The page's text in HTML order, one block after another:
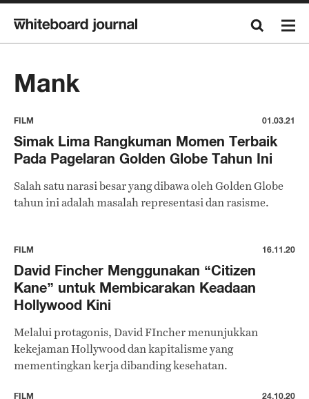
Mank
FILM 01.03.21
Simak Lima Rangkuman Momen Terbaik
Pada Pagelaran Golden Globe Tahun Ini
Salah satu narasi besar yang dibawa oleh Golden Globe
tahun ini adalah masalah representasi dan rasisme.
FILM 16.11.20
David Fincher Menggunakan “Citizen
Kane” untuk Membicarakan Keadaan
Hollywood Kini
Melalui protagonis, David FIncher menunjukkan
kekejaman Hollywood dan kapitalisme yang
mementingkan kerja dibanding kesehatan.
FILM 24.10.20